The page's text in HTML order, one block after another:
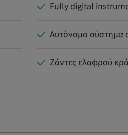
Fully digital
Αυτόνομο σύστημα
Ζάντες ελαφρού